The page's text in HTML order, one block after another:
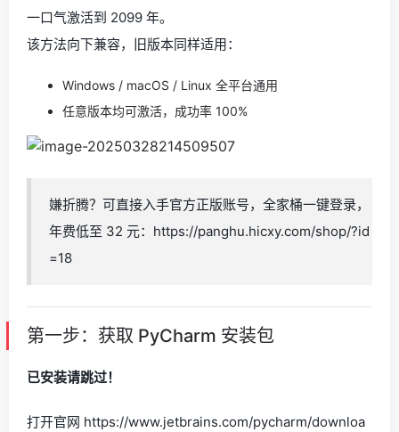
一口气激活到 2099 年。
该方法向下兼容，旧版本同样适用：
Windows / macOS / Linux 全平台通用
任意版本均可激活，成功率 100%
嫌折腾？可直接入手官方正版账号，全家桶一键登录，
年费低至 32 元：https://panghu.hicxy.com/shop/?id
=18
第一步：获取 PyCharm 安装包
已安装请跳过！
打开官网 https://www.jetbrains.com/pycharm/downloa